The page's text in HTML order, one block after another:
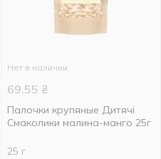
Нет в наличии
69.55 ₴
Палочки крупяные Дитячі
Смаколики малина-манго 25г
25 г